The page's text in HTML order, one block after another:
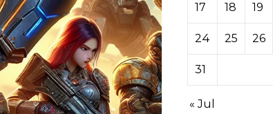
17 18 19
24 25 26
31
« Jul